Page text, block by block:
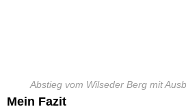
Abstieg vom Wilseder Berg mit
Mein Fazit